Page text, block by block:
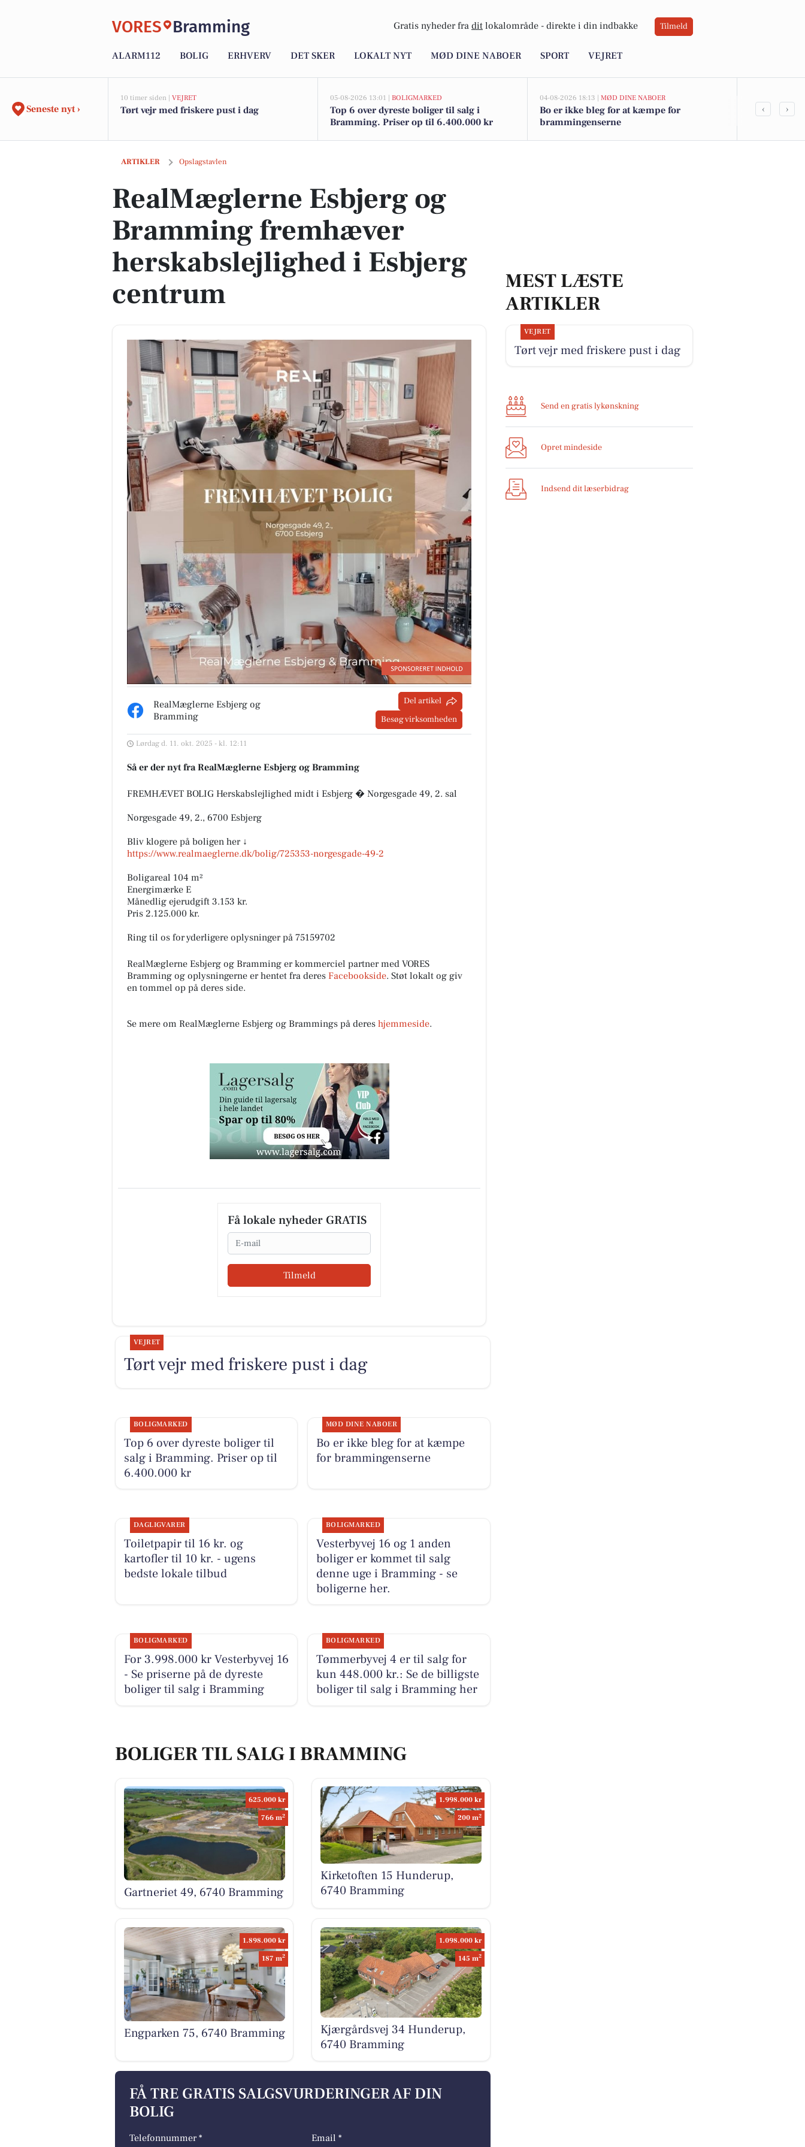
VORES Bramming Gratis nyheder fra dit lokalområde - direkte i din indbakke Tilmeld
ALARM112 BOLIG ERHVERV DET SKER LOKALT NYT MØD DINE NABOER SPORT VEJRET
Seneste nyt ›
10 timer siden | VEJRET
Tørt vejr med friskere pust i dag
05-08-2026 13:01 | BOLIGMARKED
Top 6 over dyreste boliger til salg i
Bramming. Priser op til 6.400.000 kr
04-08-2026 18:13 | MØD DINE NABOER
Bo er ikke bleg for at kæmpe for
brammingenserne
Toiletpapir
‹ ›
ARTIKLER Opslagstavlen
RealMæglerne Esbjerg og Bramming fremhæver herskabslejlighed i Esbjerg centrum
RealMæglerne Esbjerg og
Bramming fremhæver
herskabslejlighed i Esbjerg
centrum
RealMæglerne Esbjerg og
Bramming
Del artikel
Besøg virksomheden
Lørdag d. 11. okt. 2025 - kl. 12:11
Så er der nyt fra RealMæglerne Esbjerg og Bramming
FREMHÆVET BOLIG Herskabslejlighed midt i Esbjerg � Norgesgade 49, 2. sal
Norgesgade 49, 2., 6700 Esbjerg
Bliv klogere på boligen her ↓
https://www.realmaeglerne.dk/bolig/725353-norgesgade-49-2
Boligareal 104 m²
Energimærke E
Månedlig ejerudgift 3.153 kr.
Pris 2.125.000 kr.
Ring til os for yderligere oplysninger på 75159702
RealMæglerne Esbjerg og Bramming er kommerciel partner med VORES
Bramming og oplysningerne er hentet fra deres Facebookside. Støt lokalt og giv
en tommel op på deres side.
Se mere om RealMæglerne Esbjerg og Brammings på deres hjemmeside.
Få lokale nyheder GRATIS
Email
Tilmeld
MEST LÆSTE
ARTIKLER
VEJRET
Tørt vejr med friskere pust i dag
Send en gratis lykønskning
Opret mindeside
Indsend dit læserbidrag
VEJRET
Tørt vejr med friskere pust i dag
BOLIGMARKED
Top 6 over dyreste boliger til
salg i Bramming. Priser op til
6.400.000 kr
MØD DINE NABOER
Bo er ikke bleg for at kæmpe
for brammingenserne
DAGLIGVARER
Toiletpapir til 16 kr. og
kartofler til 10 kr. - ugens
bedste lokale tilbud
BOLIGMARKED
Vesterbyvej 16 og 1 anden
boliger er kommet til salg
denne uge i Bramming - se
boligerne her.
BOLIGMARKED
For 3.998.000 kr Vesterbyvej 16
- Se priserne på de dyreste
boliger til salg i Bramming
BOLIGMARKED
Tømmerbyvej 4 er til salg for
kun 448.000 kr.: Se de billigste
boliger til salg i Bramming her
BOLIGER TIL SALG I BRAMMING
625.000 kr
766 m2
Gartneriet 49, 6740 Bramming
1.998.000 kr
200 m2
Kirketoften 15 Hunderup,
6740 Bramming
1.898.000 kr
187 m2
Engparken 75, 6740 Bramming
1.098.000 kr
145 m2
Kjærgårdsvej 34 Hunderup,
6740 Bramming
FÅ TRE GRATIS SALGSVURDERINGER AF DIN
BOLIG
Telefonnummer * Email *